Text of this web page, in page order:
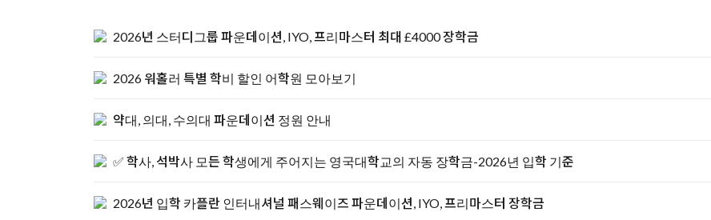
2026년 스터디그룹 파운데이션, IYO, 프리마스터 최대 £4000 장학금
2026 워홀러 특별 학비 할인 어학원 모아보기
약대, 의대, 수의대 파운데이션 정원 안내
✅ 학사, 석박사 모든 학생에게 주어지는 영국대학교의 자동 장학금-2026년 입학 기준
2026년 입학 카플란 인터내셔널 패스웨이즈 파운데이션, IYO, 프리마스터 장학금